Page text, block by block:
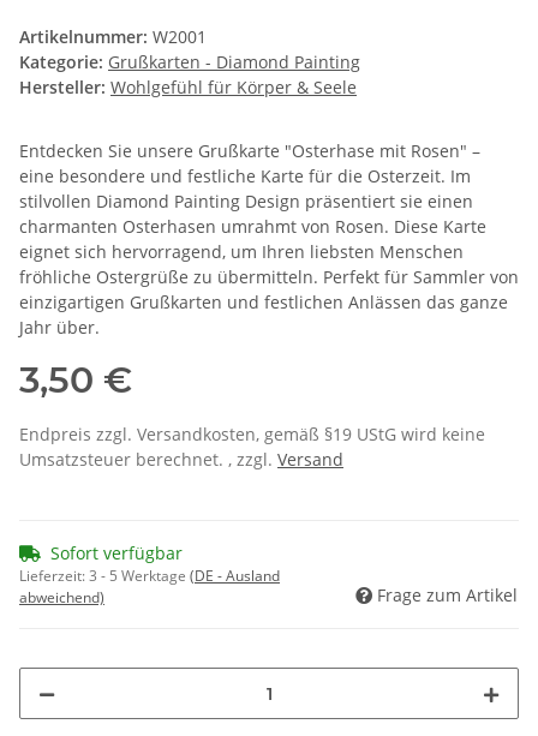
Artikelnummer: W2001
Kategorie: Grußkarten - Diamond Painting
Hersteller: Wohlgefühl für Körper & Seele
Entdecken Sie unsere Grußkarte "Osterhase mit Rosen" –
eine besondere und festliche Karte für die Osterzeit. Im
stilvollen Diamond Painting Design präsentiert sie einen
charmanten Osterhasen umrahmt von Rosen. Diese Karte
eignet sich hervorragend, um Ihren liebsten Menschen
fröhliche Ostergrüße zu übermitteln. Perfekt für Sammler von
einzigartigen Grußkarten und festlichen Anlässen das ganze
Jahr über.
3,50 €
Endpreis zzgl. Versandkosten, gemäß §19 UStG wird keine
Umsatzsteuer berechnet. , zzgl. Versand
Sofort verfügbar
Lieferzeit:3 - 5 Werktage (DE - Ausland
abweichend)
Frage zum Artikel